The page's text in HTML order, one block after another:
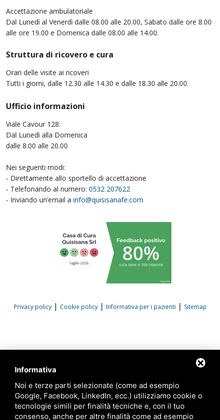
Accettazione ambulatoriale
Dal Lunedì al Venerdì dalle 08.00 alle 20.00, Sabato dalle ore 8.00
alle ore 19.00 e Domenica dalle 08.00 alle 14.00.
Struttura di ricovero e cura
Orari delle visite ai ricoveri
Tutti i giorni, dalle 12.30 alle 14.30 e dalle 18.30 alle 20.00.
Ufficio informazioni
Viale Cavour 128:
Dal Lunedì alla Domenica
dalle 8.00 alle 20.00
Nei seguenti modi:
- Direttamente allo sportello di accettazione
- Telefonando al numero: 0532 207622
- Inviando un’email a info@quisisanafe.com
Privacy policy| Cookie policy| Informativa per i pazienti | Sitemap
Informativa
Noi e terze parti selezionate (come ad esempio
Google, Facebook, LinkedIn, ecc.) utilizziamo cookie o
tecnologie simili per finalità tecniche e, con il tuo
consenso, anche per altre finalità come ad esempio